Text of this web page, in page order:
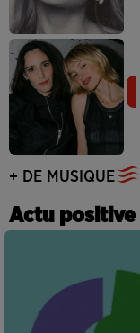
+ DE MUSIQUE
Actu positive